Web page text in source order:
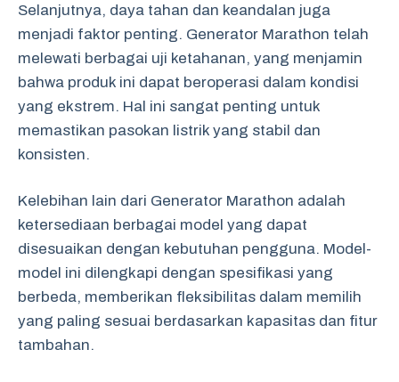
Selanjutnya, daya tahan dan keandalan juga
menjadi faktor penting. Generator Marathon telah
melewati berbagai uji ketahanan, yang menjamin
bahwa produk ini dapat beroperasi dalam kondisi
yang ekstrem. Hal ini sangat penting untuk
memastikan pasokan listrik yang stabil dan
konsisten.
Kelebihan lain dari Generator Marathon adalah
ketersediaan berbagai model yang dapat
disesuaikan dengan kebutuhan pengguna. Model-
model ini dilengkapi dengan spesifikasi yang
berbeda, memberikan fleksibilitas dalam memilih
yang paling sesuai berdasarkan kapasitas dan fitur
tambahan.